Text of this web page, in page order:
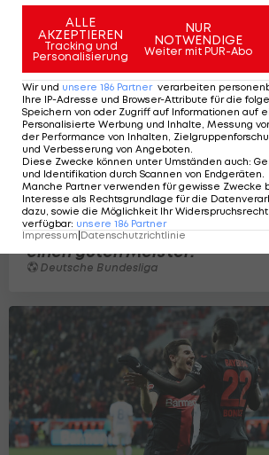
Leverkusen in Ekstase:
einen guten Meister!"
Deutsche Bundesliga
ALLE
AKZEPTIEREN
Tracking und
Personalisierung
NUR
NOTWENDIGE
Weiter mit PUR-Abo
Wir und unsere 186 Partner verarbeiten
Ihre IP-Adresse und Browser-Attribute für die
Speichern von oder Zugriff auf Informationen auf
Personalisierte Werbung und Inhalte, Messung
der Performance von Inhalten,
und Verbesserung von Angeboten.
Diese Zwecke können unter Umständen auch:
und Identifikation durch Scannen von Endgeräten.
Manche Partner verwenden für gewisse Zwecke
Interesse als Rechtsgrundlage für die
dazu, sowie die Möglichkeit Ihr
verfügbar: unsere 186 Partner
Impressum Datenschutzrichtlinie